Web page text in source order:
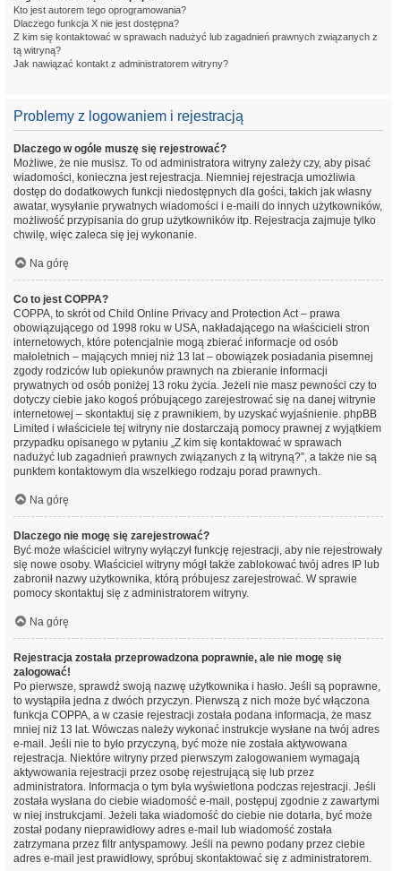
Kto jest autorem tego oprogramowania?
Dlaczego funkcja X nie jest dostępna?
Z kim się kontaktować w sprawach nadużyć lub zagadnień prawnych związanych z
tą witryną?
Jak nawiązać kontakt z administratorem witryny?
Problemy z logowaniem i rejestracją
Dlaczego w ogóle muszę się rejestrować?
Możliwe, że nie musisz. To od administratora witryny zależy czy, aby pisać
wiadomości, konieczna jest rejestracja. Niemniej rejestracja umożliwia
dostęp do dodatkowych funkcji niedostępnych dla gości, takich jak własny
awatar, wysyłanie prywatnych wiadomości i e-maili do innych użytkowników,
możliwość przypisania do grup użytkowników itp. Rejestracja zajmuje tylko
chwilę, więc zaleca się jej wykonanie.
Na górę
Co to jest COPPA?
COPPA, to skrót od Child Online Privacy and Protection Act – prawa
obowiązującego od 1998 roku w USA, nakładającego na właścicieli stron
internetowych, które potencjalnie mogą zbierać informacje od osób
małoletnich – mających mniej niż 13 lat – obowiązek posiadania pisemnej
zgody rodziców lub opiekunów prawnych na zbieranie informacji
prywatnych od osób poniżej 13 roku życia. Jeżeli nie masz pewności czy to
dotyczy ciebie jako kogoś próbującego zarejestrować się na danej witrynie
internetowej – skontaktuj się z prawnikiem, by uzyskać wyjaśnienie. phpBB
Limited i właściciele tej witryny nie dostarczają pomocy prawnej z wyjątkiem
przypadku opisanego w pytaniu „Z kim się kontaktować w sprawach
nadużyć lub zagadnień prawnych związanych z tą witryną?”, a także nie są
punktem kontaktowym dla wszelkiego rodzaju porad prawnych.
Na górę
Dlaczego nie mogę się zarejestrować?
Być może właściciel witryny wyłączył funkcję rejestracji, aby nie rejestrowały
się nowe osoby. Właściciel witryny mógł także zablokować twój adres IP lub
zabronił nazwy użytkownika, którą próbujesz zarejestrować. W sprawie
pomocy skontaktuj się z administratorem witryny.
Na górę
Rejestracja została przeprowadzona poprawnie, ale nie mogę się
zalogować!
Po pierwsze, sprawdź swoją nazwę użytkownika i hasło. Jeśli są poprawne,
to wystąpiła jedna z dwóch przyczyn. Pierwszą z nich może być włączona
funkcja COPPA, a w czasie rejestracji została podana informacja, że masz
mniej niż 13 lat. Wówczas należy wykonać instrukcje wysłane na twój adres
e-mail. Jeśli nie to było przyczyną, być może nie została aktywowana
rejestracja. Niektóre witryny przed pierwszym zalogowaniem wymagają
aktywowania rejestracji przez osobę rejestrującą się lub przez
administratora. Informacja o tym była wyświetlona podczas rejestracji. Jeśli
została wysłana do ciebie wiadomość e-mail, postępuj zgodnie z zawartymi
w niej instrukcjami. Jeżeli taka wiadomość do ciebie nie dotarła, być może
został podany nieprawidłowy adres e-mail lub wiadomość została
zatrzymana przez filtr antyspamowy. Jeśli na pewno podany przez ciebie
adres e-mail jest prawidłowy, spróbuj skontaktować się z administratorem.